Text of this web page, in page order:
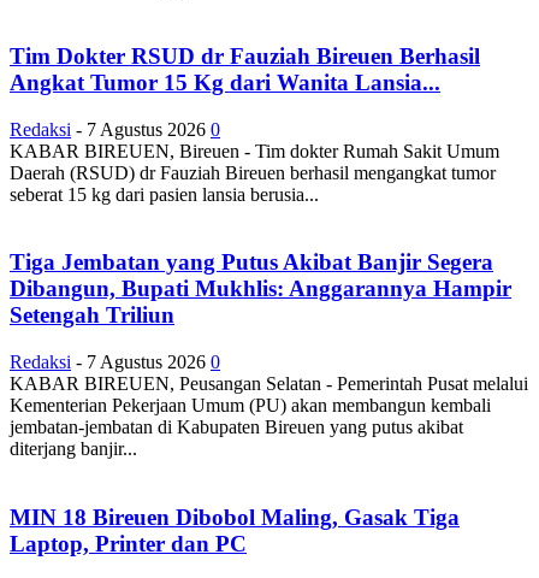
Tim Dokter RSUD dr Fauziah Bireuen Berhasil
Angkat Tumor 15 Kg dari Wanita Lansia...
Redaksi - 7 Agustus 2026 0
KABAR BIREUEN, Bireuen - Tim dokter Rumah Sakit Umum
Daerah (RSUD) dr Fauziah Bireuen berhasil mengangkat tumor
seberat 15 kg dari pasien lansia berusia...
Tiga Jembatan yang Putus Akibat Banjir Segera
Dibangun, Bupati Mukhlis: Anggarannya Hampir
Setengah Triliun
Redaksi - 7 Agustus 2026 0
KABAR BIREUEN, Peusangan Selatan - Pemerintah Pusat melalui
Kementerian Pekerjaan Umum (PU) akan membangun kembali
jembatan-jembatan di Kabupaten Bireuen yang putus akibat
diterjang banjir...
MIN 18 Bireuen Dibobol Maling, Gasak Tiga
Laptop, Printer dan PC